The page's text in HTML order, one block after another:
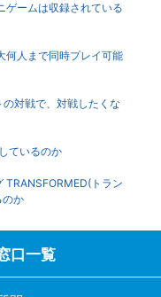
ゲームは収録されている
何人まで同時プレイ可能
の対戦で、対戦したくな
ているのか
TRANSFORMED(トラン
のか
口一覧